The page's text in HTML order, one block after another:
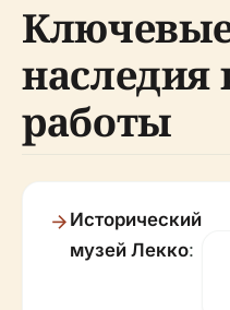
наследия
работы
Исторический
музей Лекко: